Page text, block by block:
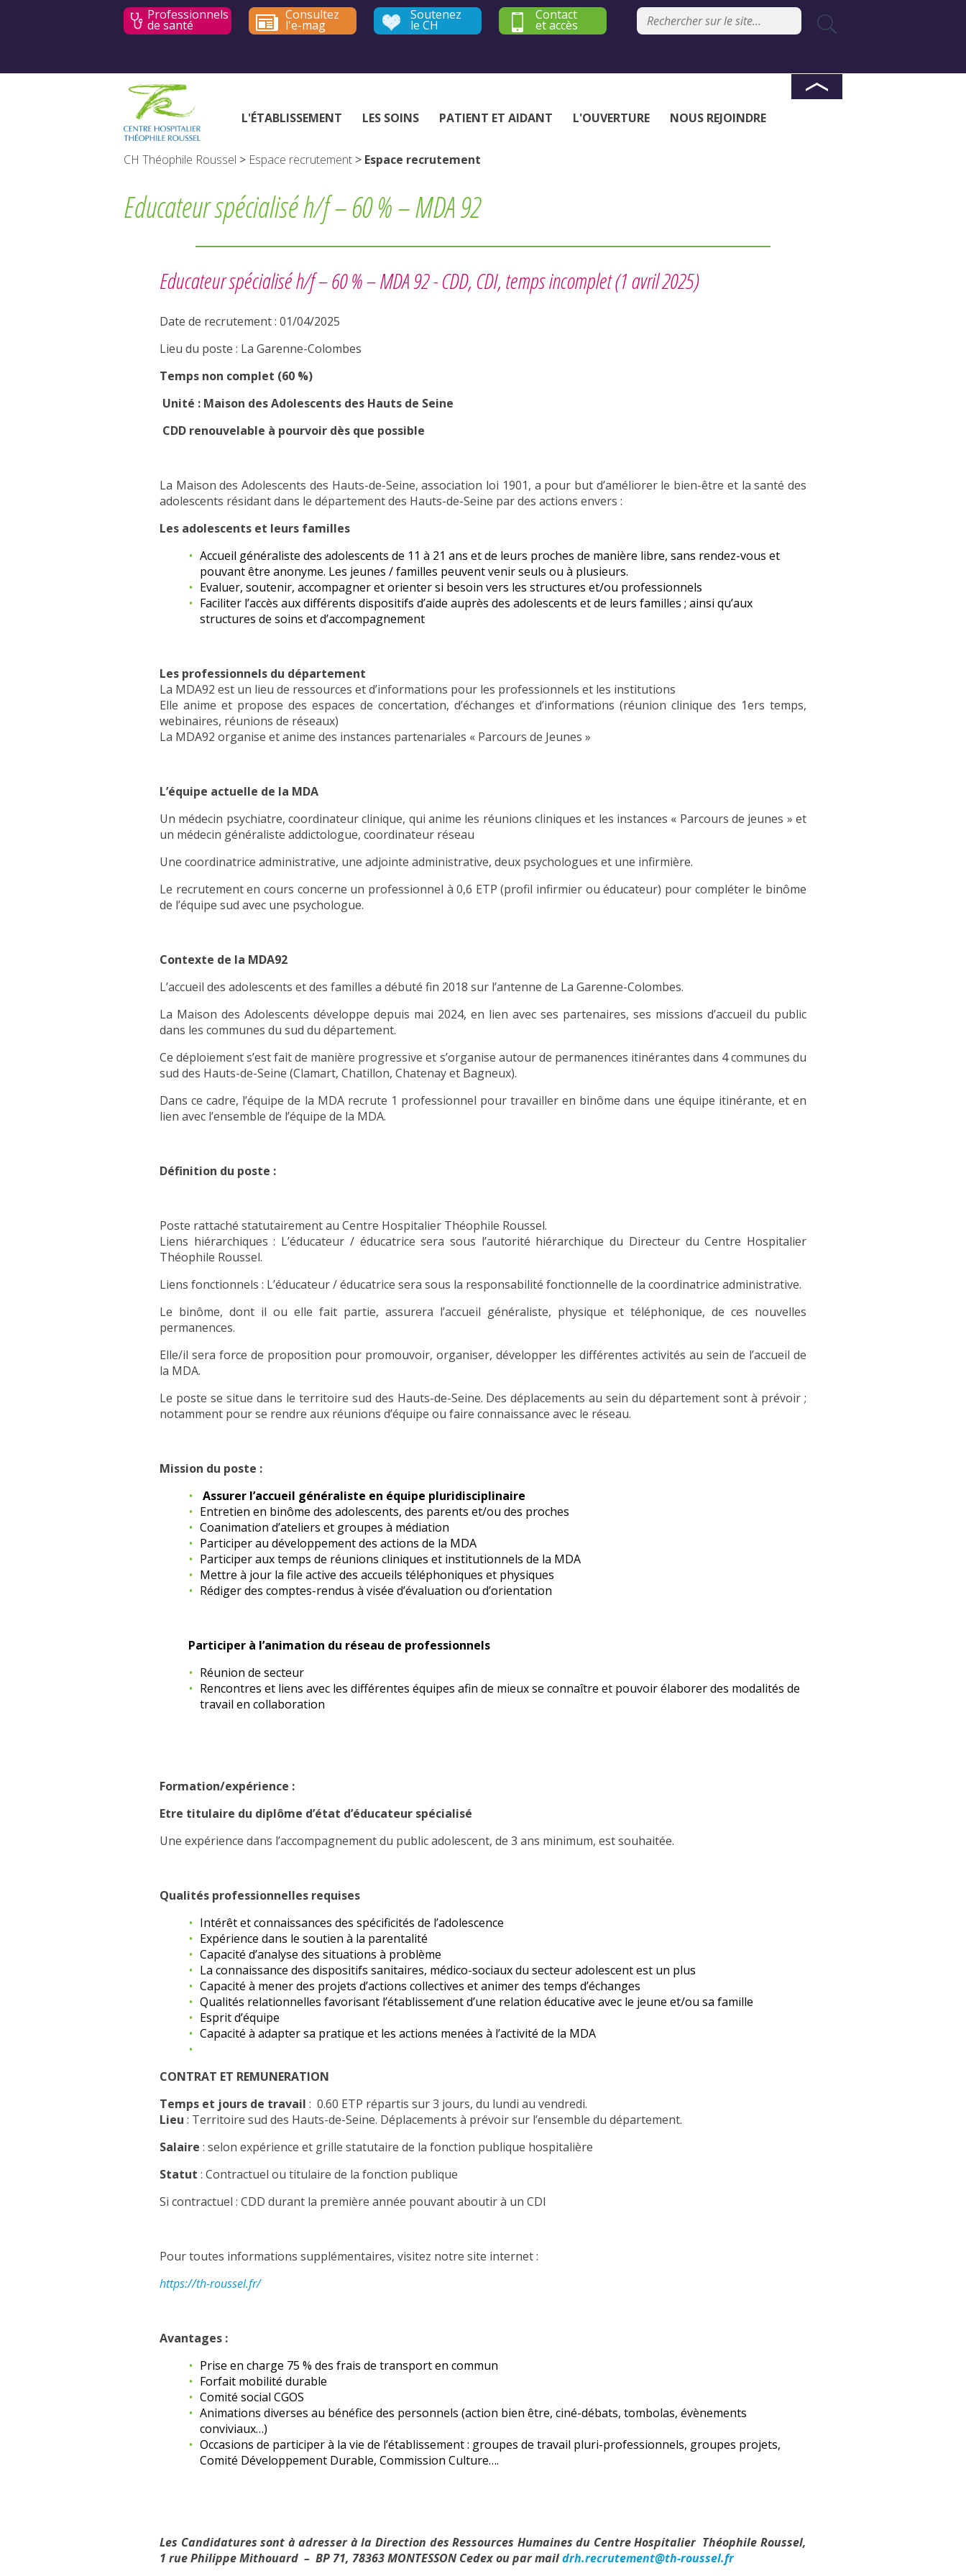
Professionnels
de santé
Consultez
l'e-mag
Soutenez
le CH
Contact
et accès
L'ÉTABLISSEMENT LES SOINS PATIENT ET AIDANT L'OUVERTURE NOUS REJOINDRE
CH Théophile Roussel > Espace recrutement > Espace recrutement
Educateur spécialisé h/f – 60 % – MDA 92
Educateur spécialisé h/f – 60 % – MDA 92 -CDD, CDI, temps incomplet(1 avril 2025)
Date de recrutement : 01/04/2025
Lieu du poste : La Garenne-Colombes
Temps non complet (60 %)
Unité : Maison des Adolescents des Hauts de Seine
CDD renouvelable à pourvoir dès que possible
La Maison des Adolescents des Hauts-de-Seine, association loi 1901, a pour but d’améliorer le bien-être et la santé des
adolescents résidant dans le département des Hauts-de-Seine par des actions envers :
Les adolescents et leurs familles
Accueil généraliste des adolescents de 11 à 21 ans et de leurs proches de manière libre, sans rendez-vous et
pouvant être anonyme. Les jeunes / familles peuvent venir seuls ou à plusieurs.
Evaluer, soutenir, accompagner et orienter si besoin vers les structures et/ou professionnels
Faciliter l’accès aux différents dispositifs d’aide auprès des adolescents et de leurs familles ; ainsi qu’aux
structures de soins et d’accompagnement
Les professionnels du département
La MDA92 est un lieu de ressources et d’informations pour les professionnels et les institutions
Elle anime et propose des espaces de concertation, d’échanges et d’informations (réunion clinique des 1ers temps,
webinaires, réunions de réseaux)
La MDA92 organise et anime des instances partenariales « Parcours de Jeunes »
L’équipe actuelle de la MDA
Un médecin psychiatre, coordinateur clinique, qui anime les réunions cliniques et les instances « Parcours de jeunes » et
un médecin généraliste addictologue, coordinateur réseau
Une coordinatrice administrative, une adjointe administrative, deux psychologues et une infirmière.
Le recrutement en cours concerne un professionnel à 0,6 ETP (profil infirmier ou éducateur) pour compléter le binôme
de l’équipe sud avec une psychologue.
Contexte de la MDA92
L’accueil des adolescents et des familles a débuté fin 2018 sur l’antenne de La Garenne-Colombes.
La Maison des Adolescents développe depuis mai 2024, en lien avec ses partenaires, ses missions d’accueil du public
dans les communes du sud du département.
Ce déploiement s’est fait de manière progressive et s’organise autour de permanences itinérantes dans 4 communes du
sud des Hauts-de-Seine (Clamart, Chatillon, Chatenay et Bagneux).
Dans ce cadre, l’équipe de la MDA recrute 1 professionnel pour travailler en binôme dans une équipe itinérante, et en
lien avec l’ensemble de l’équipe de la MDA.
Définition du poste :
Poste rattaché statutairement au Centre Hospitalier Théophile Roussel.
Liens hiérarchiques : L’éducateur / éducatrice sera sous l’autorité hiérarchique du Directeur du Centre Hospitalier
Théophile Roussel.
Liens fonctionnels : L’éducateur / éducatrice sera sous la responsabilité fonctionnelle de la coordinatrice administrative.
Le binôme, dont il ou elle fait partie, assurera l’accueil généraliste, physique et téléphonique, de ces nouvelles
permanences.
Elle/il sera force de proposition pour promouvoir, organiser, développer les différentes activités au sein de l’accueil de
la MDA.
Le poste se situe dans le territoire sud des Hauts-de-Seine. Des déplacements au sein du département sont à prévoir ;
notamment pour se rendre aux réunions d’équipe ou faire connaissance avec le réseau.
Mission du poste :
Assurer l’accueil généraliste en équipe pluridisciplinaire
Entretien en binôme des adolescents, des parents et/ou des proches
Coanimation d’ateliers et groupes à médiation
Participer au développement des actions de la MDA
Participer aux temps de réunions cliniques et institutionnels de la MDA
Mettre à jour la file active des accueils téléphoniques et physiques
Rédiger des comptes-rendus à visée d’évaluation ou d’orientation
Participer à l’animation du réseau de professionnels
Réunion de secteur
Rencontres et liens avec les différentes équipes afin de mieux se connaître et pouvoir élaborer des modalités de
travail en collaboration
Formation/expérience :
Etre titulaire du diplôme d’état d’éducateur spécialisé
Une expérience dans l’accompagnement du public adolescent, de 3 ans minimum, est souhaitée.
Qualités professionnelles requises
Intérêt et connaissances des spécificités de l’adolescence
Expérience dans le soutien à la parentalité
Capacité d’analyse des situations à problème
La connaissance des dispositifs sanitaires, médico-sociaux du secteur adolescent est un plus
Capacité à mener des projets d’actions collectives et animer des temps d’échanges
Qualités relationnelles favorisant l’établissement d’une relation éducative avec le jeune et/ou sa famille
Esprit d’équipe
Capacité à adapter sa pratique et les actions menées à l’activité de la MDA
CONTRAT ET REMUNERATION
Temps et jours de travail : 0.60 ETP répartis sur 3 jours, du lundi au vendredi.
Lieu : Territoire sud des Hauts-de-Seine. Déplacements à prévoir sur l’ensemble du département.
Salaire : selon expérience et grille statutaire de la fonction publique hospitalière
Statut : Contractuel ou titulaire de la fonction publique
Si contractuel : CDD durant la première année pouvant aboutir à un CDI
Pour toutes informations supplémentaires, visitez notre site internet :
https://th-roussel.fr/
Avantages :
Prise en charge 75 % des frais de transport en commun
Forfait mobilité durable
Comité social CGOS
Animations diverses au bénéfice des personnels (action bien être, ciné-débats, tombolas, évènements
conviviaux…)
Occasions de participer à la vie de l’établissement : groupes de travail pluri-professionnels, groupes projets,
Comité Développement Durable, Commission Culture….
Les Candidatures sont à adresser à la Direction des Ressources Humaines du Centre Hospitalier Théophile Roussel,
1 rue Philippe Mithouard – BP 71, 78363 MONTESSON Cedex ou par maildrh.recrutement@th-roussel.fr